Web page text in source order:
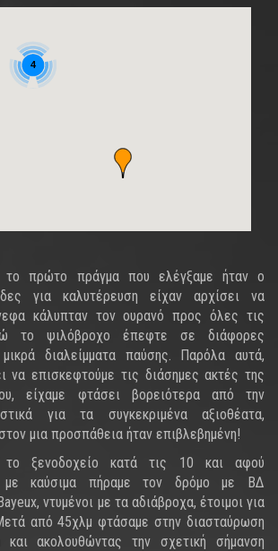
4
το πρώτο πράγμα που ελέγξαμε ήταν ο
για καλυτέρευση είχαν αρχίσει να
κάλυπταν τον ουρανό προς όλες τις
το ψιλόβροχο έπεφτε σε διάφορες
διαλείμματα παύσης. Παρόλα αυτά,
να επισκεφτούμε τις διάσημες ακτές της
είχαμε φτάσει βορειότερα από την
για τα συγκεκριμένα αξιοθέατα,
μια προσπάθεια ήταν επιβλεβημένη!
το ξενοδοχείο κατά τις 10 και αφού
με καύσιμα πήραμε τον δρόμο με ΒΔ
ντυμένοι με τα αδιάβροχα, έτοιμοι για
από 45χλμ φτάσαμε στην διασταύρωση
και ακολουθώντας την σχετική σήμανση